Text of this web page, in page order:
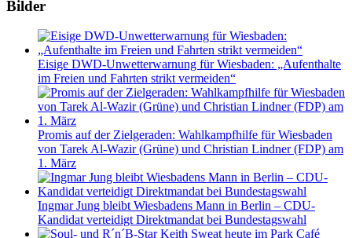
Bilder
Eisige DWD-Unwetterwarnung für Wiesbaden: „Aufenthalte
im Freien und Fahrten strikt vermeiden“
Promis auf der Zielgeraden: Wahlkampfhilfe für Wiesbaden
von Tarek Al-Wazir (Grüne) und Christian Lindner (FDP) am
1. März
Ingmar Jung bleibt Wiesbadens Mann in Berlin – CDU-
Kandidat verteidigt Direktmandat bei Bundestagswahl